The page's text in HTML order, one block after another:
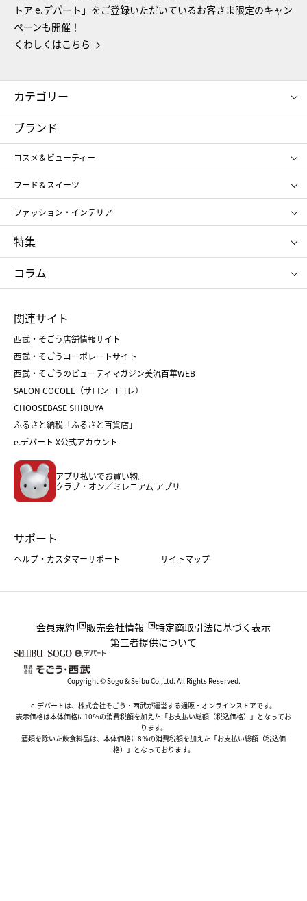
トア e.デパート」をご登録いただいているお客さま限定のキャン
ペーンも開催！
くわしくはこちら
カテゴリー
コスメ＆ビューティー
ギフト
レディース
メンズ
スポーツ・アウトドア
お中元
お歳暮
ブランド
コスメ＆ビューティー
SHISEIDO
ポール&ジョー ボーテ
ジルスチュアート
NARS
RMK
クリニーク
SK-Ⅱ
フード＆スイーツ
アンリ・シャルパンティエ
ゴディバ
新宿高野
たねや
ねんりん家
ファッション・インテリア
ポロ ラルフ ローレン
タケオ キクチ
ママ＆キッズ
シュタイフ
特集
お中元
ひな人形
五月人形
父の日
クリスマスケーキ
ホワイトデー
コラム
菓子折り
和菓子
人気のギフト
バレンタイン
ホワイトデー
おせち
フード
ホーム・キッチン＆アート
関連サイト
西武・そごう店舗情報サイト
西武・そごうコーポレートサイト
西武・そごうのビューティマガジン美流百華WEB
SALON COCOLE（サロン ココレ）
CHOOSEBASE SHIBUYA
ふるさと納税「ふるさと百貨店」
e.デパート X公式アカウント
アプリ払いでお買い物。
クラブ・オン／ミレニアム アプリ
サポート
ヘルプ・カスタマーサポート サイトマップ
会員規約 販売会社情報
特定商取引法に基づく表示
第三者提供について
Copyright © Sogo & Seibu Co.,Ltd. All Rights Reserved.
e.デパートは、株式会社そごう・西武が運営する通販・オンラインストアです。
表示価格は本体価格に10％の消費税額を加えた「お支払い総額（税込価格）」となってお
ります。
酒類を除いた飲食料品は、本体価格に8％の消費税額を加えた「お支払い総額（税込価
格）」となっております。